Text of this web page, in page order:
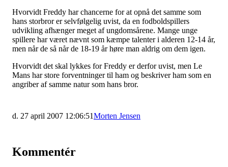
Hvorvidt Freddy har chancerne for at opnå det samme som
hans storbror er selvfølgelig uvist, da en fodboldspillers
udvikling afhænger meget af ungdomsårene. Mange unge
spillere har været nævnt som kæmpe talenter i alderen 12-14 år,
men når de så når de 18-19 år høre man aldrig om dem igen.
Hvorvidt det skal lykkes for Freddy er derfor uvist, men Le
Mans har store forventninger til ham og beskriver ham som en
angriber af samme natur som hans bror.
d. 27 april 2007 12:06:51Morten Jensen
Kommentér